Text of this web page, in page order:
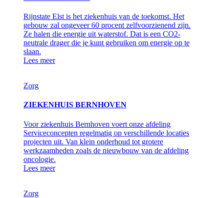
Rijnstate Elst is het ziekenhuis van de toekomst. Het
gebouw zal ongeveer 60 procent zelfvoorzienend zijn.
Ze halen die energie uit waterstof. Dat is een CO2-
neutrale drager die je kunt gebruiken om energie op te
slaan.
Lees meer
Zorg
ZIEKENHUIS BERNHOVEN
Voor ziekenhuis Bernhoven voert onze afdeling
Serviceconcepten regelmatig op verschillende locaties
projecten uit. Van klein onderhoud tot grotere
werkzaamheden zoals de nieuwbouw van de afdeling
oncologie.
Lees meer
Zorg